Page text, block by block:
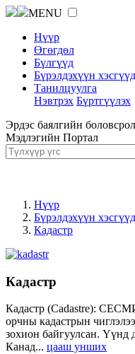
MENU
Нүүр
Өгөгдөл
Бүлгүүд
Бүрэлдэхүүн хэсгүүд
Танилцуулга
Нэвтрэх Бүртгүүлэх
Эрдэс баялгийн боловсрол
Мэдлэгийн Портал
Нүүр
Бүрэлдэхүүн хэсгүүд
Кадастр
Кадастр
Кадастр (Cadastre):
орчны кадастрын
зохион байгуулсан. Үүнд
Канад... цааш унших